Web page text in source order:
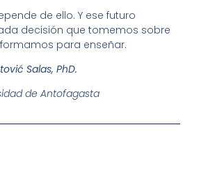
de ello. Y ese futuro
decisión que tomemos sobre
para enseñar.
Salas, PhD.
de Antofagasta